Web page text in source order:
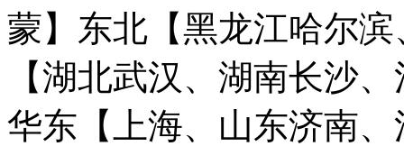
蒙】 东北【黑龙江哈尔
【湖北武汉、湖南长沙
华东【上海、山东济南